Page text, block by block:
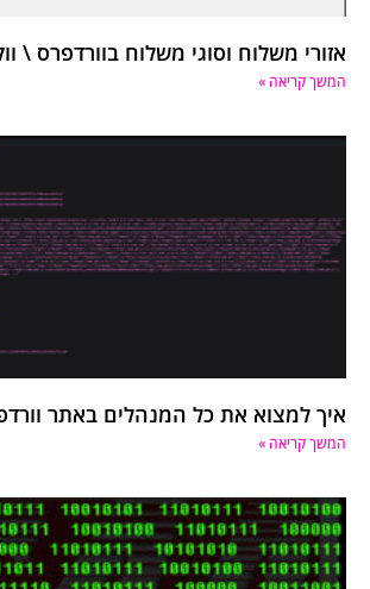
אזורי משלוח וסוגי משלוח בוורדפרס \
המשך קריאה »
איך למצוא את כל המנהלים באתר
המשך קריאה »